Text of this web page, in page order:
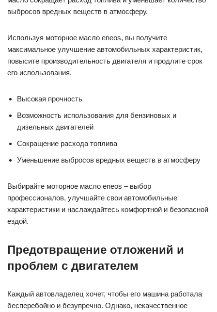
выбросов вредных веществ в атмосферу.
Используя моторное масло eneos, вы получите
максимальное улучшение автомобильных характеристик,
повысите производительность двигателя и продлите срок
его использования.
Высокая прочность
Возможность использования для бензиновых и
дизельных двигателей
Сокращение расхода топлива
Уменьшение выбросов вредных веществ в атмосферу
Выбирайте моторное масло eneos – выбор
профессионалов, улучшайте свои автомобильные
характеристики и наслаждайтесь комфортной и безопасной
ездой.
Предотвращение отложений и
проблем с двигателем
Каждый автовладелец хочет, чтобы его машина работала
бесперебойно и безупречно. Однако, некачественное